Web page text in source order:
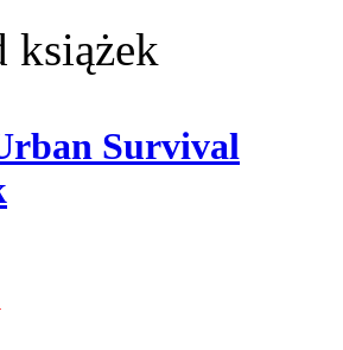
książek
Survival